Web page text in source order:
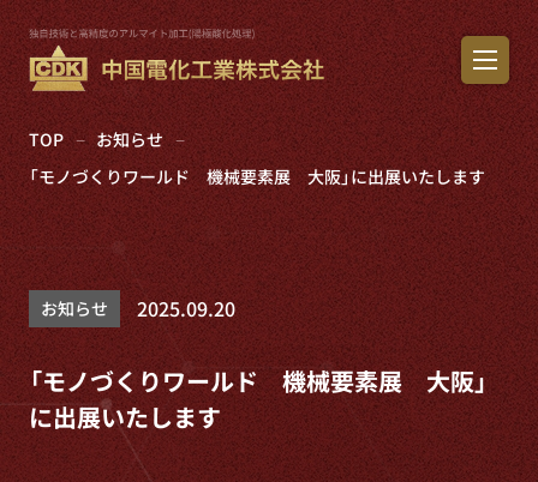
TOP
お知らせ
「モノづくりワールド 機械要素展 大阪」に出展いたします
お知らせ 2025.09.20
「モノづくりワールド 機械要素展 大阪」
に出展いたします